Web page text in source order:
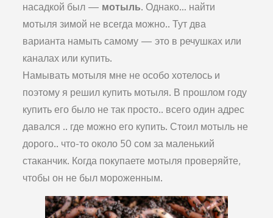
насадкой был — мотыль. Однако… найти
мотыля зимой не всегда можно.. Тут два
варианта намыть самому — это в речушках или
каналах или купить.
Намывать мотыля мне не особо хотелось и
поэтому я решил купить мотыля. В прошлом году
купить его было не так просто.. всего один адрес
давался .. где можно его купить. Стоил мотыль не
дорого.. что-то около 50 сом за маленький
стаканчик. Когда покупаете мотыля проверяйте,
чтобы он не был мороженным.